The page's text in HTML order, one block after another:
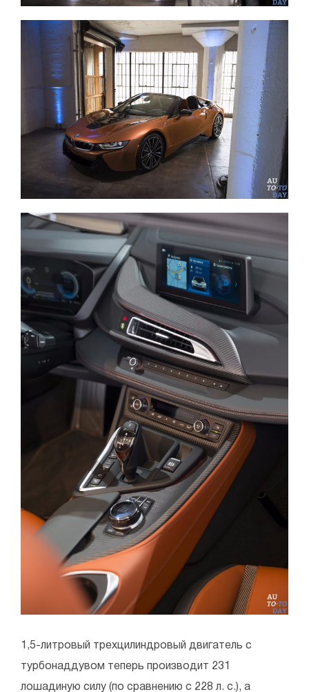
1,5-литровый трехцилиндровый двигатель с
турбонаддувом теперь производит 231
лошадиную силу (по сравнению с 228 л. с.), а